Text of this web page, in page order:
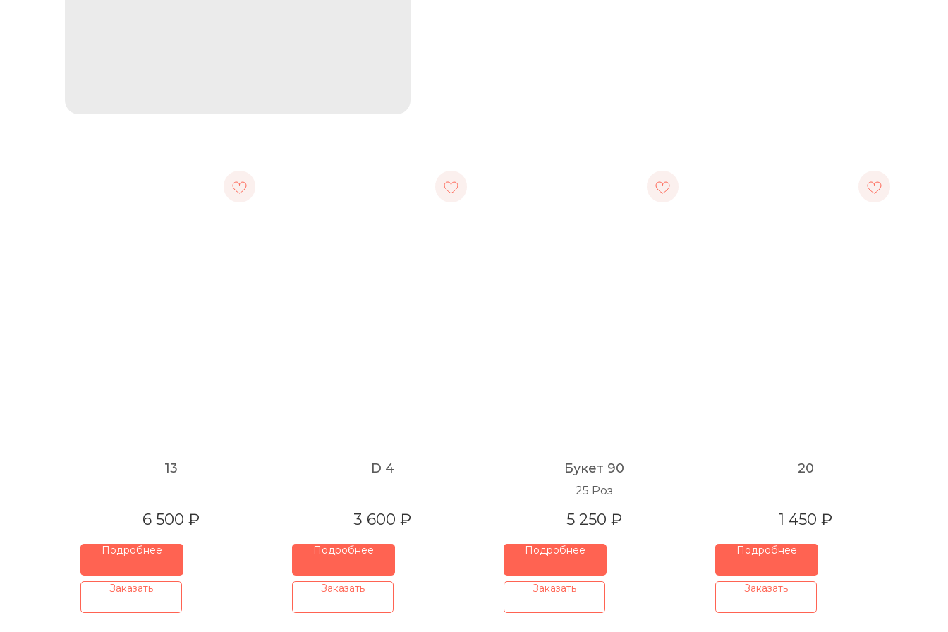
13
6 500 ₽
Подробнее
⠀Заказать⠀
D 4
3 600 ₽
Подробнее
⠀Заказать⠀
Букет 90
25 Роз
5 250 ₽
Подробнее
⠀Заказать⠀
20
1 450 ₽
Подробнее
⠀Заказать⠀